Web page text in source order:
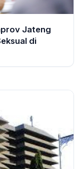
Jateng
di